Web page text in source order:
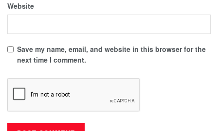
Website
Save my name, email, and website in this browser for the
next time I comment.